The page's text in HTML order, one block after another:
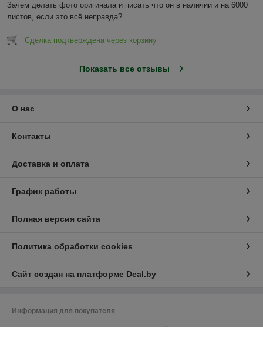
Зачем делать фото оригинала и писать что он в наличии и на 6000
листов, если это всё неправда?
Сделка подтверждена через корзину
Показать все отзывы
О нас
Контакты
Доставка и оплата
График работы
Полная версия сайта
Политика обработки cookies
Сайт создан на платформе Deal.by
Информация для покупателя
Юридическое лицо:Общество с ограниченной ответственностью